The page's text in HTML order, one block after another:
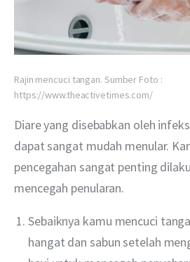
Rajin mencuci tangan. Sumber Foto :
https://www.theactivetimes.com/
Diare yang disebabkan oleh
dapat sangat mudah menular.
pencegahan sangat penting
mencegah penularan.
Sebaiknya kamu mencuci
hangat dan sabun setelah